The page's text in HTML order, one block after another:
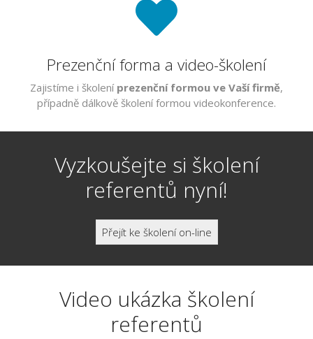
Prezenční forma a video-školení
Zajistíme i školení prezenční formou ve Vaší firmě,
případně dálkově školení formou videokonference.
Vyzkoušejte si školení
referentů nyní!
Přejít ke školení on-line
Video ukázka školení
referentů